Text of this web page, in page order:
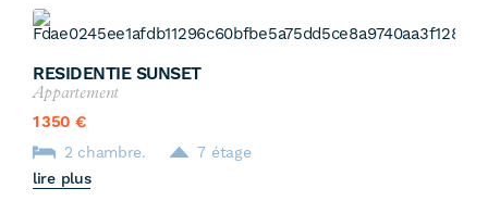
RESIDENTIE SUNSET
Appartement
1 350 €
2 chambre.
7 étage
lire plus